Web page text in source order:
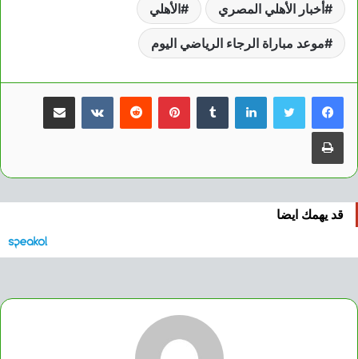
أخبار الأهلي المصري الأهلي
موعد مباراة الرجاء الرياضي اليوم
لينكدإن بينتيريست مشاركة عبر البريد
طباعة
قد يهمك ايضا